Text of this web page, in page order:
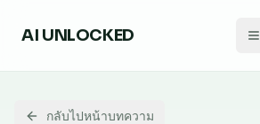
AI UNLOCKED
กลับไปหน้าบทความ